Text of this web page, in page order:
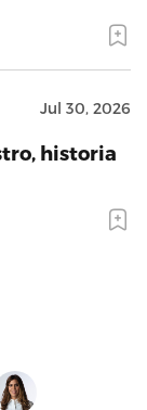
Jul 30, 2026
historia